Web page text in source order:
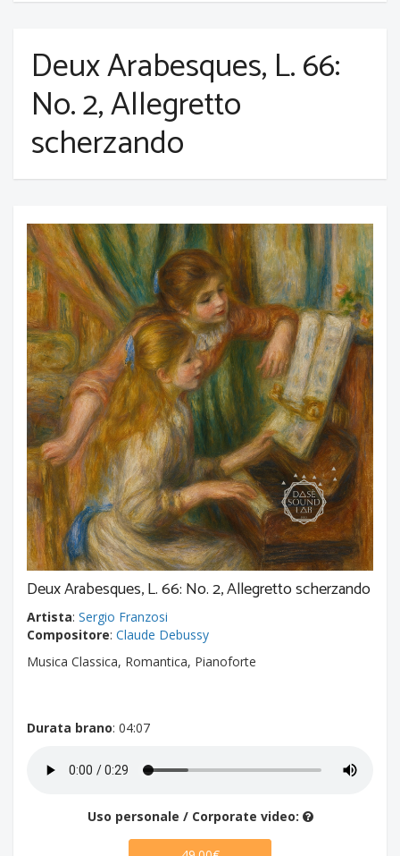
Deux Arabesques, L. 66:
No. 2, Allegretto
scherzando
Deux Arabesques, L. 66: No. 2, Allegretto scherzando
Artista: Sergio Franzosi
Compositore: Claude Debussy
Musica Classica, Romantica, Pianoforte
Durata brano: 04:07
Uso personale / Corporate video: